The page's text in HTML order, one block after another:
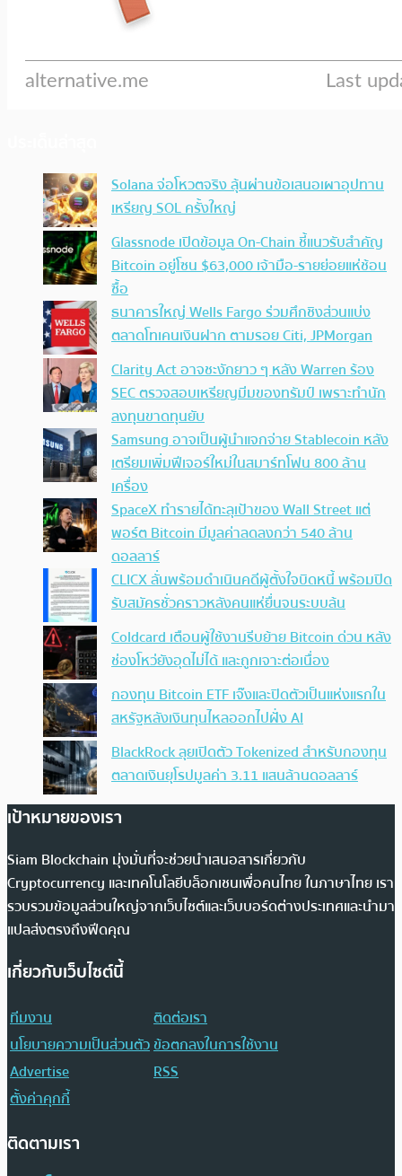
Solana จ่อโหวตจริง ลุ้นผ่านข้อเสนอเผาอุปทาน
เหรียญ SOL ครั้งใหญ่
Glassnode เปิดข้อมูล On-Chain ชี้แนวรับสำคัญ
Bitcoin อยู่โซน $63,000 เจ้ามือ-รายย่อยแห่ช้อน
ซื้อ
ธนาคารใหญ่ Wells Fargo ร่วมศึกชิงส่วนแบ่ง
ตลาดโทเคนเงินฝาก ตามรอย Citi, JPMorgan
Clarity Act อาจชะงักยาว ๆ หลัง Warren ร้อง
SEC ตรวจสอบเหรียญมีมของทรัมป์ เพราะทำนัก
ลงทุนขาดทุนยับ
Samsung อาจเป็นผู้นำแจกจ่าย Stablecoin หลัง
เตรียมเพิ่มฟีเจอร์ใหม่ในสมาร์ทโฟน 800 ล้าน
เครื่อง
SpaceX ทำรายได้ทะลุเป้าของ Wall Street แต่
พอร์ต Bitcoin มีมูลค่าลดลงกว่า 540 ล้าน
ดอลลาร์
CLICX ลั่นพร้อมดำเนินคดีผู้ตั้งใจบิดหนี้ พร้อมปิด
รับสมัครชั่วคราวหลังคนแห่ยื่นจนระบบล้น
Coldcard เตือนผู้ใช้งานรีบย้าย Bitcoin ด่วน หลัง
ช่องโหว่ยังอุดไม่ได้ และถูกเจาะต่อเนื่อง
กองทุน Bitcoin ETF เจ๊งและปิดตัวเป็นแห่งแรกใน
สหรัฐหลังเงินทุนไหลออกไปฝั่ง AI
BlackRock ลุยเปิดตัว Tokenized สำหรับกองทุน
ตลาดเงินยุโรปมูลค่า 3.11 แสนล้านดอลลาร์
เป้าหมายของเรา
Siam Blockchain มุ่งมั่นที่จะช่วยนำเสนอสารเกี่ยวกับ
Cryptocurrency และเทคโนโลยีบล็อกเชนเพื่อคนไทย ในภาษาไทย เรา
รวบรวมข้อมูลส่วนใหญ่จากเว็บไซต์และเว็บบอร์ดต่างประเทศและนำมา
แปลส่งตรงถึงฟีดคุณ
เกี่ยวกับเว็บไซต์นี้
ทีมงาน
ติดต่อเรา
นโยบายความเป็นส่วนตัวข้อตกลงในการใช้งาน
Advertise
RSS
ตั้งค่าคุกกี้
ติดตามเรา